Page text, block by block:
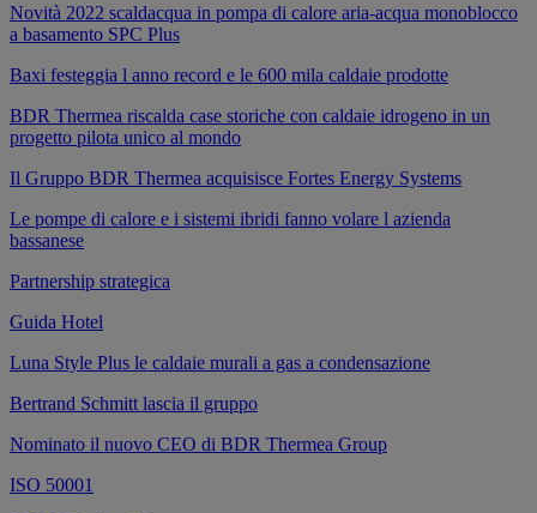
Novità 2022 scaldacqua in pompa di calore aria-acqua monoblocco
a basamento SPC Plus
Baxi festeggia l anno record e le 600 mila caldaie prodotte
BDR Thermea riscalda case storiche con caldaie idrogeno in un
progetto pilota unico al mondo
Il Gruppo BDR Thermea acquisisce Fortes Energy Systems
Le pompe di calore e i sistemi ibridi fanno volare l azienda
bassanese
Partnership strategica
Guida Hotel
Luna Style Plus le caldaie murali a gas a condensazione
Bertrand Schmitt lascia il gruppo
Nominato il nuovo CEO di BDR Thermea Group
ISO 50001